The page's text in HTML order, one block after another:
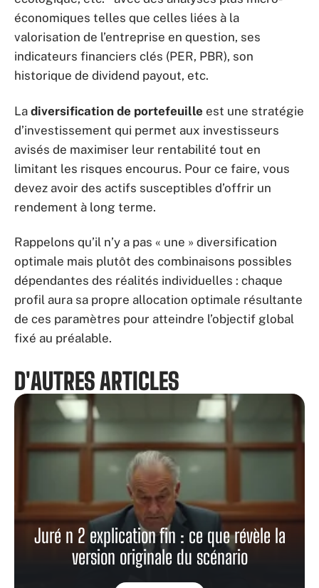
économiques telles que celles liées à la
valorisation de l’entreprise en question, ses
indicateurs financiers clés (PER, PBR), son
historique de dividend payout, etc.
La diversification de portefeuille est une stratégie
d’investissement qui permet aux investisseurs
avisés de maximiser leur rentabilité tout en
limitant les risques encourus. Pour ce faire, vous
devez avoir des actifs susceptibles d’offrir un
rendement à long terme.
Rappelons qu’il n’y a pas « une » diversification
optimale mais plutôt des combinaisons possibles
dépendantes des réalités individuelles : chaque
profil aura sa propre allocation optimale résultante
de ces paramètres pour atteindre l’objectif global
fixé au préalable.
D'AUTRES ARTICLES
Juré n 2 explication fin : ce que révèle la
version originale du scénario